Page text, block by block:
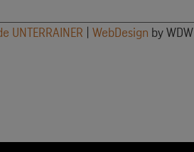
WebDesign by WDW